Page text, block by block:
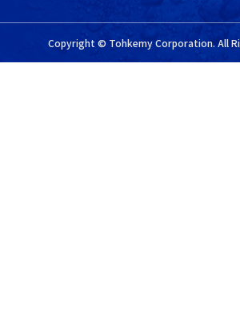
Copyright © Tohkemy Corporation. All